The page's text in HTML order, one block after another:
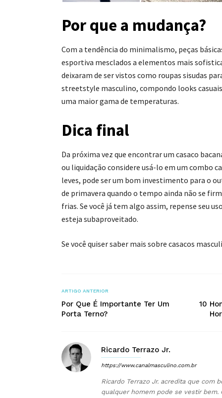
Por que a mudança?
Com a tendência do minimalismo, peças
esportiva mesclados a elementos mais
deixaram de ser vistos como roupas sisudas
streetstyle masculino, compondo looks
uma maior gama de temperaturas.
Dica final
Da próxima vez que encontrar um casaco
ou liquidação considere usá-lo em um combo
leves, pode ser um bom investimento para o
de primavera quando o tempo ainda não se
frias. Se você já tem algo assim, repense seu
esteja subaproveitado.
Se você quiser saber mais sobre casacos
ARTIGO ANTERIOR
Por Que É Importante Ter Um
Porta Terno?
10
Ricardo Terrazo Jr.
https://www.canalmasculino.com.br
Ricardo Terrazo Jr. acredita que com
qualquer homem pode se vestir bem.